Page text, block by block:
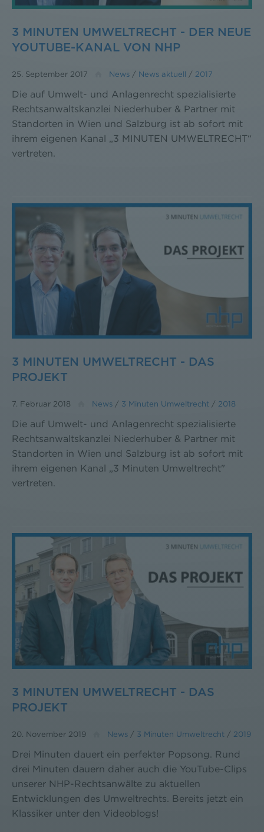
3 MINUTEN UMWELTRECHT - DER NEUE
YOUTUBE-KANAL VON NHP
25. September 2017 News / News aktuell / 2017
Die auf Umwelt- und Anlagenrecht spezialisierte
Rechtsanwaltskanzlei Niederhuber & Partner mit
Standorten in Wien und Salzburg ist ab sofort mit
ihrem eigenen Kanal „3 MINUTEN UMWELTRECHT“
vertreten.
3 MINUTEN UMWELTRECHT - DAS
PROJEKT
7. Februar 2018 News / 3 Minuten Umweltrecht / 2018
Die auf Umwelt- und Anlagenrecht spezialisierte
Rechtsanwaltskanzlei Niederhuber & Partner mit
Standorten in Wien und Salzburg ist ab sofort mit
ihrem eigenen Kanal „3 Minuten Umweltrecht"
vertreten.
3 MINUTEN UMWELTRECHT - DAS
PROJEKT
20. November 2019 News / 3 Minuten Umweltrecht / 2019
Drei Minuten dauert ein perfekter Popsong. Rund
drei Minuten dauern daher auch die YouTube-Clips
unserer NHP-Rechtsanwälte zu aktuellen
Entwicklungen des Umweltrechts. Bereits jetzt ein
Klassiker unter den Videoblogs!